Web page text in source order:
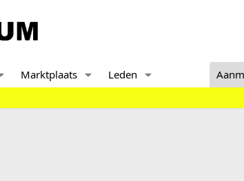
Marktplaats Leden